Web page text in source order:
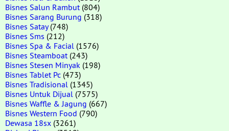
Bisnes Salun Rambut (804)
Bisnes Sarang Burung (318)
Bisnes Satay(748)
Bisnes Sms (212)
Bisnes Spa & Facial (1576)
Bisnes Steamboat (243)
Bisnes Stesen Minyak (198)
Bisnes Tablet Pc (473)
Bisnes Tradisional (1345)
Bisnes Untuk Dijual (7575)
Bisnes Waffle & Jagung (667)
Bisnes Western Food (790)
Dewasa 18sx (3261)